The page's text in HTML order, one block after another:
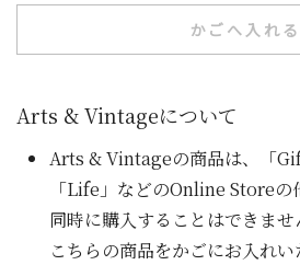
かごへ入れる
Arts & Vintageについて
Arts & Vintageの商品は、「
「Life」などのOnline Storeの
同時に購入することはできませ
こちらの商品をかごにお入れ